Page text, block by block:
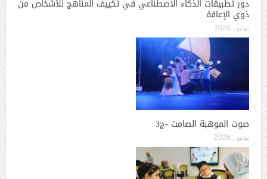
دور تطبيقات الذكاء الاصطناعي في تكييف المناهج للأشخاص من
ذوي الإعاقة
يونيو , 2026
صوت الموهبة الصامت -ج3
يونيو , 2026